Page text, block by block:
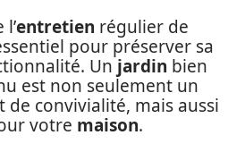
entretien régulier de
pour préserver sa
Un jardin bien
est non seulement un
de convivialité, mais aussi
votre maison.